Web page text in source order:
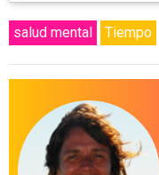
salud mental Tiempo